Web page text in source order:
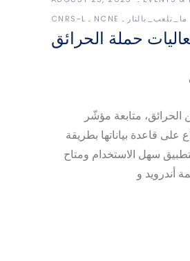
CNRS-L
NCNE ما_تلعب_بالنار
حملة الحرائق
الحرائق، متابعة مؤشّر
على قاعدة بياناتها بطريقة
سهل الاستخدام ومتاح
أندرويد و